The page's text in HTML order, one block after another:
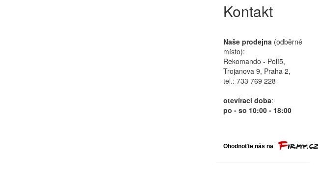
Kontakt
Naše prodejna (odběrné
místo):
Rekomando - Polí5,
Trojanova 9, Praha 2,
tel.: 733 769 228
otevírací doba:
po - so 10:00 - 18:00